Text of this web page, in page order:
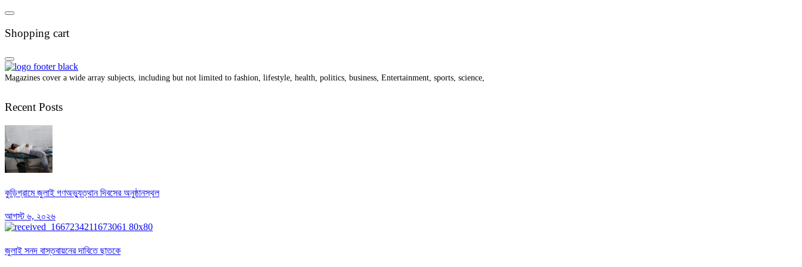
Shopping cart
Magazines cover a wide array subjects, including but not limited to fashion, lifestyle, health, politics, business, Entertainment, sports, science,
Recent Posts
কুড়িগ্রামে জুলাই গণঅভ্যুত্থান দিবসের অনুষ্ঠানস্থল
আগস্ট ৬, ২০২৬
জুলাই সনদ বাস্তবায়নের দাবিতে ছাতকে